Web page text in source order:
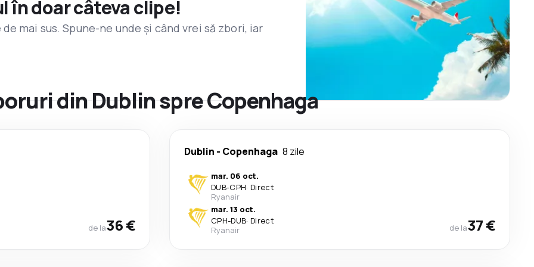
în doar câteva clipe!
mai sus. Spune-ne unde și când vrei să zbori, iar
din Dublin spre Copenhaga
de la36 €
Dublin - Copenhaga 8 zile
mar. 06 oct.
DUB-CPH· Direct
Ryanair
mar. 13 oct.
CPH-DUB· Direct
Ryanair
de la37 €